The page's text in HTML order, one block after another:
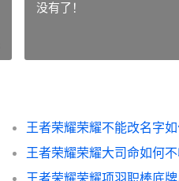
没有了！